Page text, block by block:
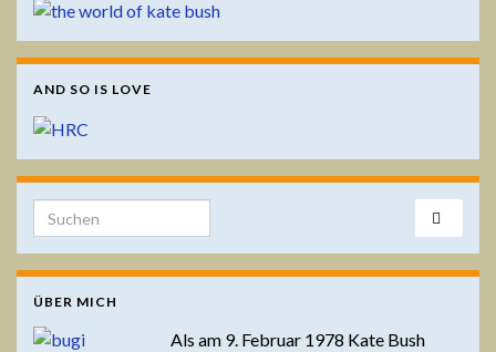
AND SO IS LOVE
Search for:
ÜBER MICH
Als am 9. Februar 1978 Kate Bush